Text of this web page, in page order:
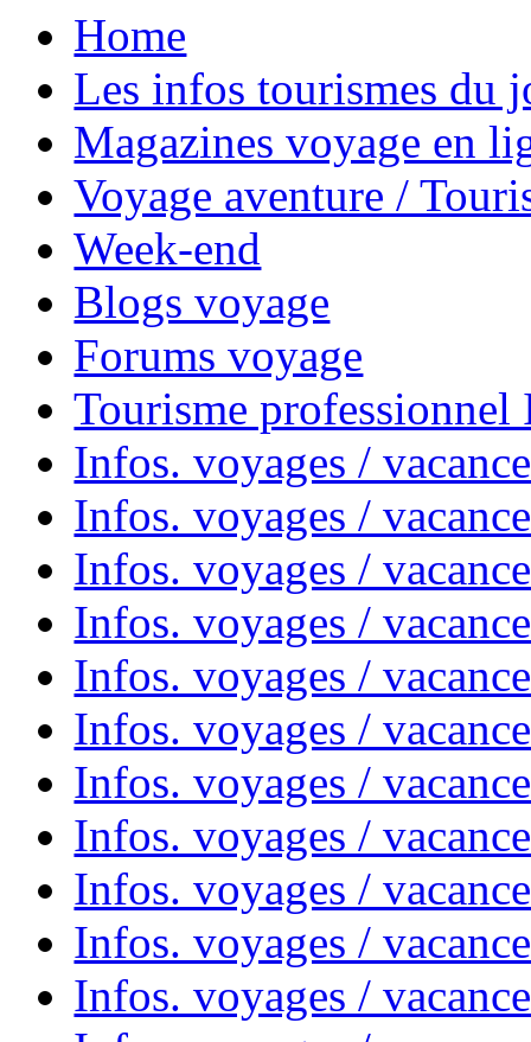
Home
Les infos tourismes du
Magazines voyage en
Voyage aventure /
Week-end
Blogs voyage
Forums voyage
Tourisme
Infos. voyages /
Infos. voyages /
Infos. voyages /
Infos. voyages /
Infos. voyages /
Infos. voyages /
Infos. voyages /
Infos. voyages /
Infos. voyages /
Infos. voyages /
Infos. voyages /